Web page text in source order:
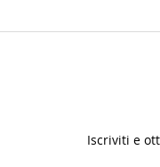
Iscriviti e